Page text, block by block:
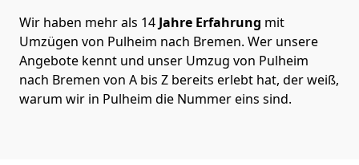
Wir haben mehr als 14 Jahre Erfahrung mit
Umzügen von Pulheim nach Bremen. Wer unsere
Angebote kennt und unser Umzug von Pulheim
nach Bremen von A bis Z bereits erlebt hat, der weiß,
warum wir in Pulheim die Nummer eins sind.